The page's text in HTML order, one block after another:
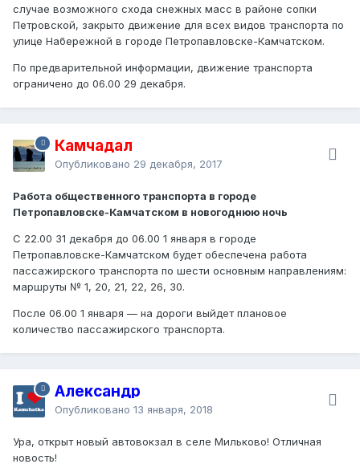
случае возможного схода снежных масс в районе сопки
Петровской, закрыто движение для всех видов транспорта по
улице Набережной в городе Петропавловске-Камчатском.
По предварительной информации, движение транспорта
ограничено до 06.00 29 декабря.
Камчадал
Опубликовано 29 декабря, 2017
Работа общественного транспорта в городе
Петропавловске-Камчатском в новогоднюю ночь
С 22.00 31 декабря до 06.00 1 января в городе
Петропавловске-Камчатском будет обеспечена работа
пассажирского транспорта по шести основным направлениям:
маршруты № 1, 20, 21, 22, 26, 30.
После 06.00 1 января — на дороги выйдет плановое
количество пассажирского транспорта.
Александр
Опубликовано 13 января, 2018
Ура, открыт новый автовокзал в селе Мильково! Отличная
новость!